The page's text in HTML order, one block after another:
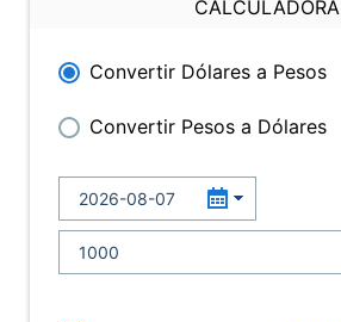
CALCULADORA
Convertir Dólares a Pesos
Convertir Pesos a Dólares